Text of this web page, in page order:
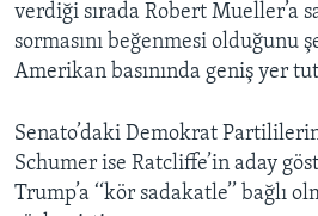
verdiği sırada Robert Mueller’a
sormasını beğenmesi olduğunu
Amerikan basınında geniş yer
Senato’daki Demokrat
Schumer ise Ratcliffe’in aday
Trump’a ‘‘kör sadakatle’’ bağlı